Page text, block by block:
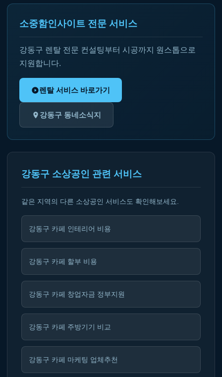
소중함인사이트 전문 서비스
강동구 렌탈 전문 컨설팅부터 시공까지 원스톱으로
지원합니다.
렌탈 서비스 바로가기
강동구 동네소식지
강동구 소상공인 관련 서비스
같은 지역의 다른 소상공인 서비스도 확인해보세요.
강동구 카페 인테리어 비용
강동구 카페 할부 비용
강동구 카페 창업자금 정부지원
강동구 카페 주방기기 비교
강동구 카페 마케팅 업체추천